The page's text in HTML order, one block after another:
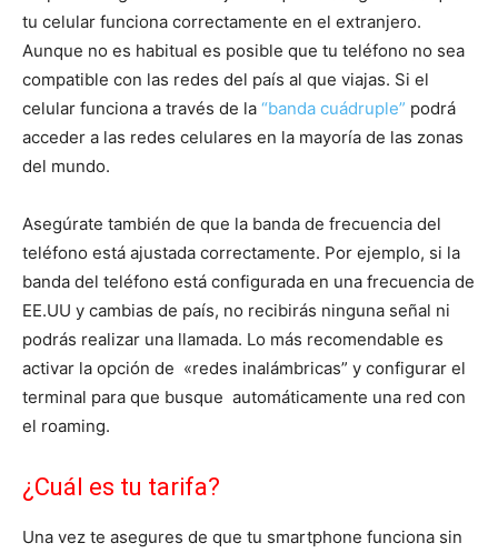
tu celular funciona correctamente en el extranjero.
Aunque no es habitual es posible que tu teléfono no sea
compatible con las redes del país al que viajas. Si el
celular funciona a través de la “banda cuádruple” podrá
acceder a las redes celulares en la mayoría de las zonas
del mundo.
Asegúrate también de que la banda de frecuencia del
teléfono está ajustada correctamente. Por ejemplo, si la
banda del teléfono está configurada en una frecuencia de
EE.UU y cambias de país, no recibirás ninguna señal ni
podrás realizar una llamada. Lo más recomendable es
activar la opción de «redes inalámbricas” y configurar el
terminal para que busque automáticamente una red con
el roaming.
¿Cuál es tu tarifa?
Una vez te asegures de que tu smartphone funciona sin